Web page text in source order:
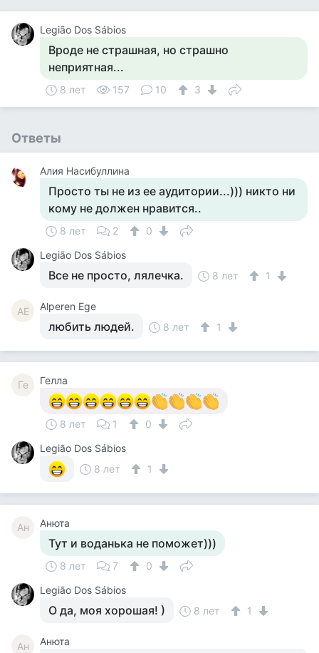
Legião Dos Sábios
Вроде не страшная, но страшно
неприятная...
8 лет 157 10 3
Ответы
Алия Насибуллина
Просто ты не из ее аудитории...))) никто ни
кому не должен нравится..
8 лет 2
0
Legião Dos Sábios
Все не просто, лялечка. 8 лет 1
AE Alperen Ege
любить людей. 8 лет 1
Ге Гелла
8 лет 1
0
Legião Dos Sábios
8 лет
1
Ан Анюта
Тут и воданька не поможет)))
8 лет 7
0
Legião Dos Sábios
О да, моя хорошая! ) 8 лет 1
Ан Анюта